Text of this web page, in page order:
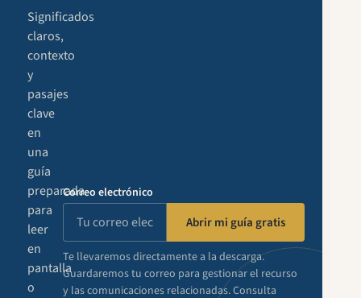
Significados
claros,
contexto
y
pasajes
clave
en
una
guía
preparada
para
leer
en
pantalla
o
Correo electrónico
Abrir mi guía gratis
Te llevaremos directamente a la descarga.
Guardaremos tu correo para gestionar el recurso
y las comunicaciones relacionadas. Consulta